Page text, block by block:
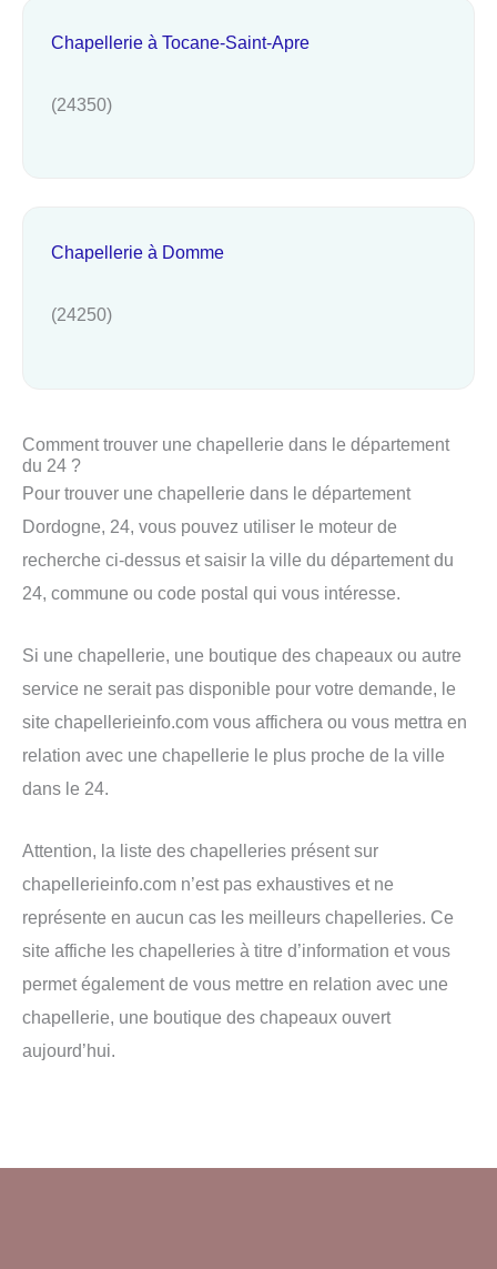
Chapellerie à Tocane-Saint-Apre
(24350)
Chapellerie à Domme
(24250)
Comment trouver une chapellerie dans le département
du 24 ?
Pour trouver une chapellerie dans le département
Dordogne, 24, vous pouvez utiliser le moteur de
recherche ci-dessus et saisir la ville du département du
24, commune ou code postal qui vous intéresse.
Si une chapellerie, une boutique des chapeaux ou autre
service ne serait pas disponible pour votre demande, le
site chapellerieinfo.com vous affichera ou vous mettra en
relation avec une chapellerie le plus proche de la ville
dans le 24.
Attention, la liste des chapelleries présent sur
chapellerieinfo.com n’est pas exhaustives et ne
représente en aucun cas les meilleurs chapelleries. Ce
site affiche les chapelleries à titre d’information et vous
permet également de vous mettre en relation avec une
chapellerie, une boutique des chapeaux ouvert
aujourd’hui.